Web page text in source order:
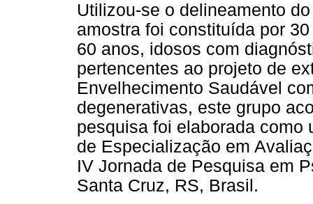
Utilizou-se o delineamento
amostra foi constituída por
60 anos, idosos com
pertencentes ao projeto de
Envelhecimento Saudável
degenerativas, este grupo
pesquisa foi elaborada como
de Especialização em
IV Jornada de Pesquisa em
Santa Cruz, RS, Brasil.